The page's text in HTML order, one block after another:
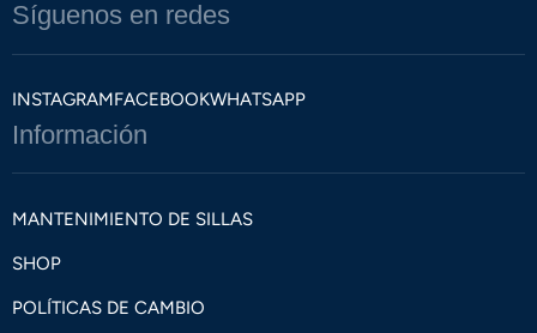
Síguenos en redes
INSTAGRAMFACEBOOKWHATSAPP
Información
MANTENIMIENTO DE SILLAS
SHOP
POLÍTICAS DE CAMBIO